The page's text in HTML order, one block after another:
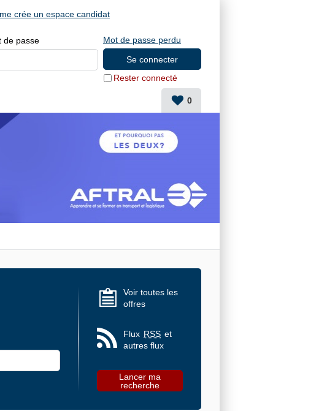
de passe
Rester connecté
Mot de passe perdu
crée un espace candidat
0
Voir toutes les
offres
Flux RSS et
autres flux